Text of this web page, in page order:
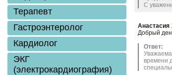
С
Анастасия
Добрый
Ответ:
времени
Терапевт
Гастроэнтеролог
Кардиолог
ЭКГ
(электрокардиография)